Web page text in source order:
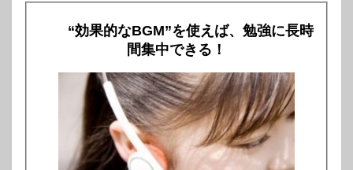
“効果的なBGM”を使えば、勉強に長時
間集中できる！